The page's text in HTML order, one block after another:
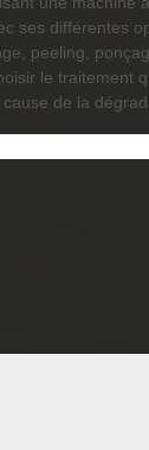
ses différentes
peeling,
le traitement
de la